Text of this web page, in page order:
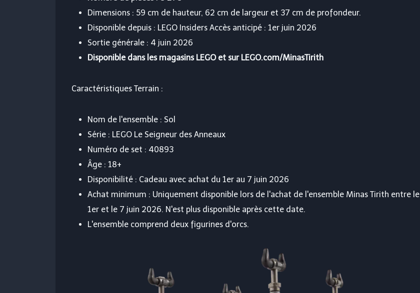
Dimensions : 59 cm de hauteur, 62 cm de largeur et 37 cm de profondeur.
Disponible depuis : LEGO Insiders Accès anticipé : 1er juin 2026
Sortie générale : 4 juin 2026
Disponible dans les magasins LEGO et sur LEGO.com/MinasTirith
Caractéristiques Terrain :
Nom de l'ensemble : Sol
Série : LEGO Le Seigneur des Anneaux
Numéro de set : 40893
Âge : 18+
Disponibilité : Cadeau avec achat du 1er au 7 juin 2026
Achat minimum : Uniquement disponible lors de l'achat de l'ensemble Minas Tirith entre le
1er et le 7 juin 2026. N'est plus disponible après cette date.
L'ensemble comprend deux figurines d'orcs.